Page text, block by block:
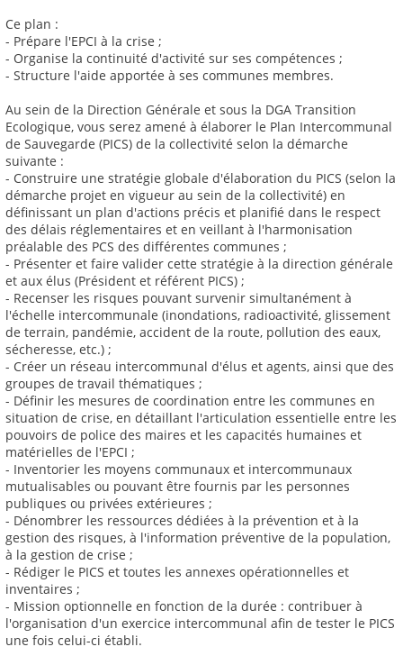
Ce plan :
- Prépare l'EPCI à la crise ;
- Organise la continuité d'activité sur ses compétences ;
- Structure l'aide apportée à ses communes membres.
Au sein de la Direction Générale et sous la DGA Transition
Ecologique, vous serez amené à élaborer le Plan Intercommunal
de Sauvegarde (PICS) de la collectivité selon la démarche
suivante :
- Construire une stratégie globale d'élaboration du PICS (selon la
démarche projet en vigueur au sein de la collectivité) en
définissant un plan d'actions précis et planifié dans le respect
des délais réglementaires et en veillant à l'harmonisation
préalable des PCS des différentes communes ;
- Présenter et faire valider cette stratégie à la direction générale
et aux élus (Président et référent PICS) ;
- Recenser les risques pouvant survenir simultanément à
l'échelle intercommunale (inondations, radioactivité, glissement
de terrain, pandémie, accident de la route, pollution des eaux,
sécheresse, etc.) ;
- Créer un réseau intercommunal d'élus et agents, ainsi que des
groupes de travail thématiques ;
- Définir les mesures de coordination entre les communes en
situation de crise, en détaillant l'articulation essentielle entre les
pouvoirs de police des maires et les capacités humaines et
matérielles de l'EPCI ;
- Inventorier les moyens communaux et intercommunaux
mutualisables ou pouvant être fournis par les personnes
publiques ou privées extérieures ;
- Dénombrer les ressources dédiées à la prévention et à la
gestion des risques, à l'information préventive de la population,
à la gestion de crise ;
- Rédiger le PICS et toutes les annexes opérationnelles et
inventaires ;
- Mission optionnelle en fonction de la durée : contribuer à
l'organisation d'un exercice intercommunal afin de tester le PICS
une fois celui-ci établi.